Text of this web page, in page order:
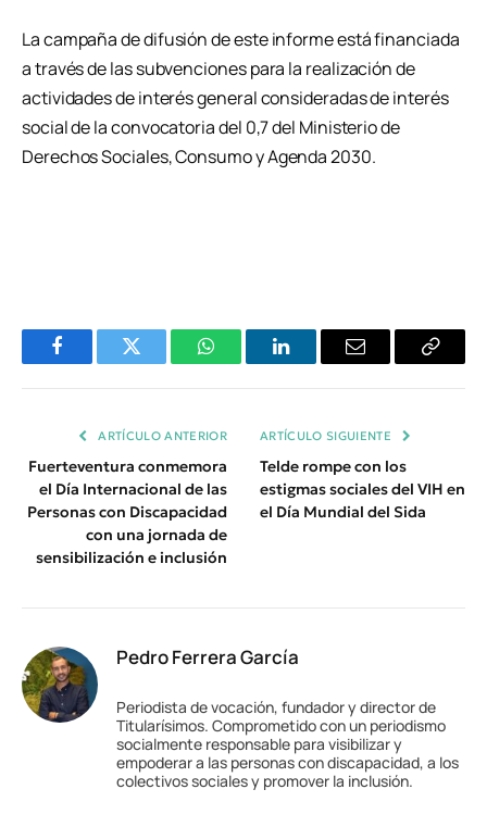
La campaña de difusión de este informe está financiada
a través de las subvenciones para la realización de
actividades de interés general consideradas de interés
social de la convocatoria del 0,7 del Ministerio de
Derechos Sociales, Consumo y Agenda 2030.
FacebookTwitter WhatsAppLinkedInEmail
Copiar
ARTÍCULO ANTERIOR
Fuerteventura conmemora
el Día Internacional de las
Personas con Discapacidad
con una jornada de
sensibilización e inclusión
ARTÍCULO SIGUIENTE
Telde rompe con los
estigmas sociales del VIH en
el Día Mundial del Sida
Pedro Ferrera García
Periodista de vocación, fundador y director de
Titularísimos. Comprometido con un periodismo
socialmente responsable para visibilizar y
empoderar a las personas con discapacidad, a los
colectivos sociales y promover la inclusión.